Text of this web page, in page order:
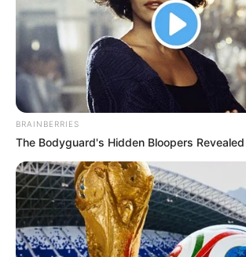
ΤΑΥΤΟΤΗΤΑ ΚΑΙ ΕΠΙΚΟΙΝΩΝΙΑ
BRAINBERRIES
The Bodyguard's Hidden Bloopers Revealed